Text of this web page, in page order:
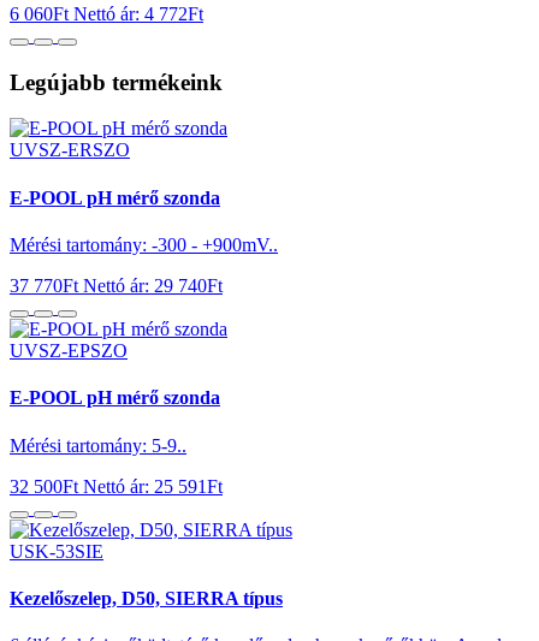
6 060Ft Nettó ár: 4 772Ft
Legújabb termékeink
UVSZ-ERSZO
E-POOL pH mérő szonda
Mérési tartomány: -300 - +900mV..
37 770Ft Nettó ár: 29 740Ft
UVSZ-EPSZO
E-POOL pH mérő szonda
Mérési tartomány: 5-9..
32 500Ft Nettó ár: 25 591Ft
USK-53SIE
Kezelőszelep, D50, SIERRA típus